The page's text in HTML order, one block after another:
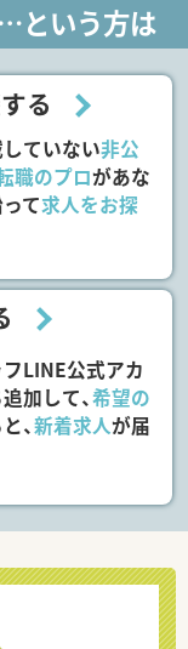
という方は
る
ていない非公
職のプロがあな
て求人をお探
LINE公式アカ
加して、希望の
、新着求人が届